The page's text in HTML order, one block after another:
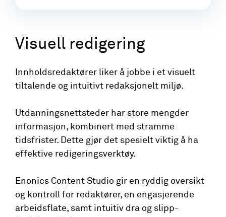
Visuell redigering
Innholdsredaktører liker å jobbe i et visuelt
tiltalende og intuitivt redaksjonelt miljø.
Utdanningsnettsteder har store mengder
informasjon, kombinert med stramme
tidsfrister. Dette gjør det spesielt viktig å ha
effektive redigeringsverktøy.
Enonics Content Studio gir en ryddig oversikt
og kontroll for redaktører, en engasjerende
arbeidsflate, samt intuitiv dra og slipp-